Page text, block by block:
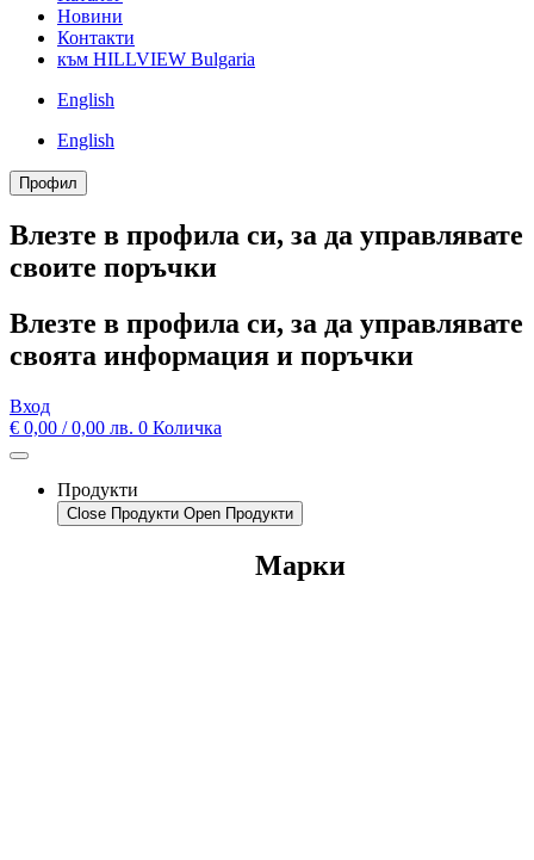
Новини
Контакти
към HILLVIEW Bulgaria
English
English
Профил
Влезте в профила си, за да управлявате
своитe поръчки
Влезте в профила си, за да управлявате
своята информация и поръчки
Вход
€ 0,00 / 0,00 лв. 0 Количка
Продукти
Close Продукти Open Продукти
Марки